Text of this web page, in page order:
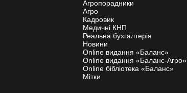
Агропорадники
Агро
Кадровик
Медичні КНП
Реальна бухгалтерія
Новини
Online видання «Баланс»
Online видання «Баланс-Агро»
Online бібліотека «Баланс»
Мітки